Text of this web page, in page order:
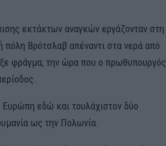
εκτάκτων αναγκών εργάζονταν στη
πόλη Βρότσλαβ απέναντι στα νερά από
φράγμα, την ώρα που ο πρωθυπουργός
εδώ και τουλάχιστον δύο
ως την Πολωνία.